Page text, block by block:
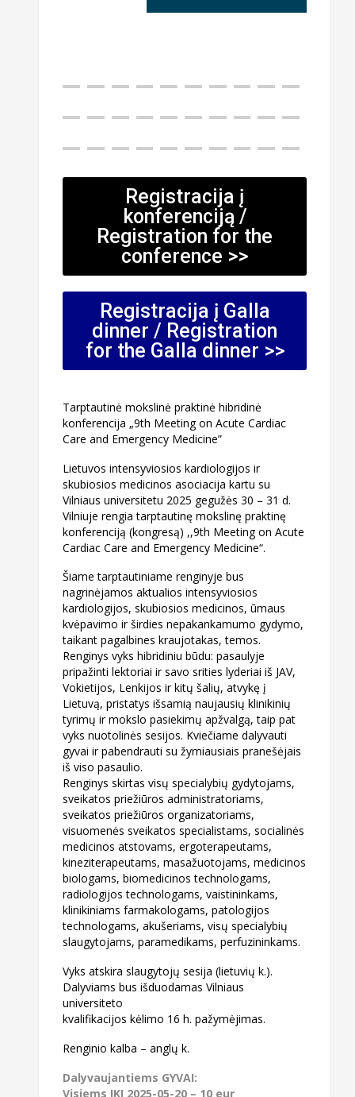
Registracija į
konferenciją /
Registration for the
conference >>
Registracija į Galla
dinner / Registration
for the Galla dinner >>
Tarptautinė mokslinė praktinė hibridinė
konferencija „9th Meeting on Acute Cardiac
Care and Emergency Medicine”
Lietuvos intensyviosios kardiologijos ir
skubiosios medicinos asociacija kartu su
Vilniaus universitetu 2025 gegužės 30 – 31 d.
Vilniuje rengia tarptautinę mokslinę praktinę
konferenciją (kongresą) ,,9th Meeting on Acute
Cardiac Care and Emergency Medicine“.
Šiame tarptautiniame renginyje bus
nagrinėjamos aktualios intensyviosios
kardiologijos,skubiosios medicinos, ūmaus
kvėpavimo ir širdies nepakankamumo gydymo,
taikant pagalbines kraujotakas, temos.
Renginys vyks hibridiniu būdu: pasaulyje
pripažinti lektoriai ir savo srities lyderiai iš JAV,
Vokietijos, Lenkijos ir kitų šalių, atvykę į
Lietuvą, pristatys išsamią naujausių klinikinių
tyrimų irmokslo pasiekimų apžvalgą, taip pat
vyks nuotolinės sesijos. Kviečiame dalyvauti
gyvai irpabendrauti su žymiausiais pranešėjais
iš viso pasaulio.
Renginys skirtas visų specialybių gydytojams,
sveikatos priežiūros administratoriams,
sveikatospriežiūros organizatoriams,
visuomenės sveikatos specialistams, socialinės
medicinos atstovams, ergoterapeutams,
kineziterapeutams, masažuotojams, medicinos
biologams, biomedicinos technologams,
radiologijos technologams, vaistininkams,
klinikiniams farmakologams, patologijos
technologams, akušeriams, visų specialybių
slaugytojams, paramedikams, perfuzininkams.
Vyks atskira slaugytojų sesija (lietuvių k.).
Dalyviams bus išduodamas Vilniaus
universiteto
kvalifikacijos kėlimo 16 h. pažymėjimas.
Renginio kalba – anglų k.
Dalyvaujantiems GYVAI:
Visiems IKI 2025-05-20 – 10 eur